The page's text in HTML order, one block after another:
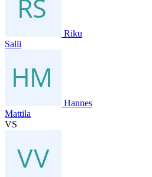
Riku
Salli
Hannes
Mattila
VS